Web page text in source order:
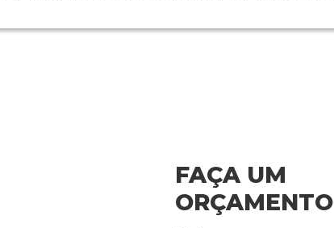
FAÇA UM
ORÇAMENTO